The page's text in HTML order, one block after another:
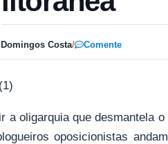
Costa/ Comente
a oligarquia que desmantela
oposicionistas